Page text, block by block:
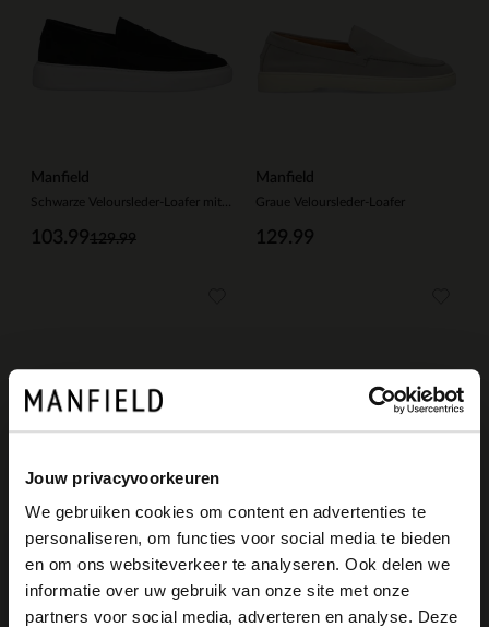
Jouw privacyvoorkeuren
We gebruiken cookies om content en advertenties te
personaliseren, om functies voor social media te bieden
en om ons websiteverkeer te analyseren. Ook delen we
informatie over uw gebruik van onze site met onze
partners voor social media, adverteren en analyse. Deze
Manfield
129.99
103.99
Manfield
Graue Veloursleder-Loafer
129.99
×
View this website in English?